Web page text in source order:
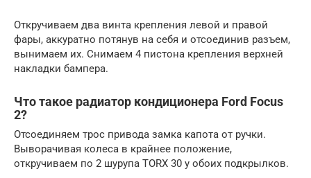
Откручиваем два винта крепления левой и правой
фары, аккуратно потянув на себя и отсоединив разъем,
вынимаем их. Снимаем 4 пистона крепления верхней
накладки бампера.
Что такое радиатор кондиционера Ford Focus
2?
Отсоединяем трос привода замка капота от ручки.
Выворачивая колеса в крайнее положение,
откручиваем по 2 шурупа TORX 30 у обоих подкрылков.